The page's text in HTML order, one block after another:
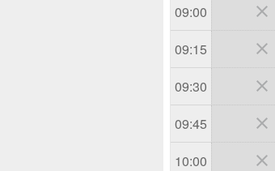
09:00 
09:15 
09:30 
09:45 
10:00 